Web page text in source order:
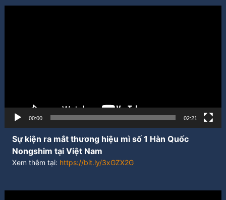
00:00 02:21
Sự kiện ra mắt thương hiệu mì số 1 Hàn Quốc
Nongshim tại Việt Nam
Xem thêm tại: https://bit.ly/3xGZX2G